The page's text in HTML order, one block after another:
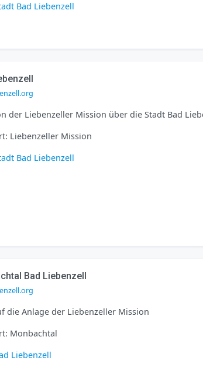
Bad Liebenzell
der Liebenzeller Mission über die Stadt Bad
Liebenzeller Mission
Bad Liebenzell
Bad Liebenzell
die Anlage der Liebenzeller Mission
Monbachtal
Liebenzell